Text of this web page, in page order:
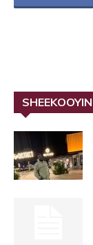
SHEEKOOYIN